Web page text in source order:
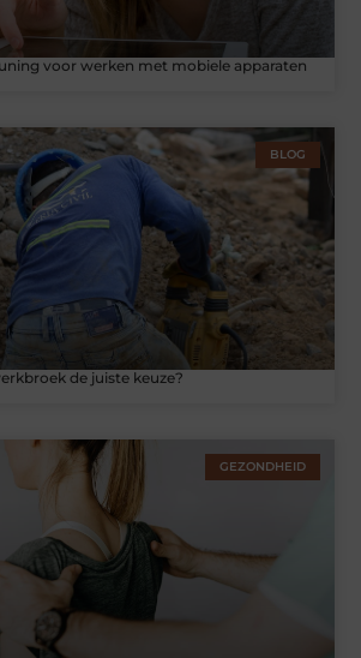
voor werken met mobiele apparaten
BLOG
de juiste keuze?
GEZONDHEID